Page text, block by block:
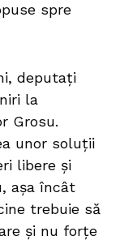
spre
deputați
la
Grosu.
unor soluții
libere și
așa încât
trebuie să
și nu forțe